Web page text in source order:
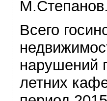
Всего
нарушений
летних